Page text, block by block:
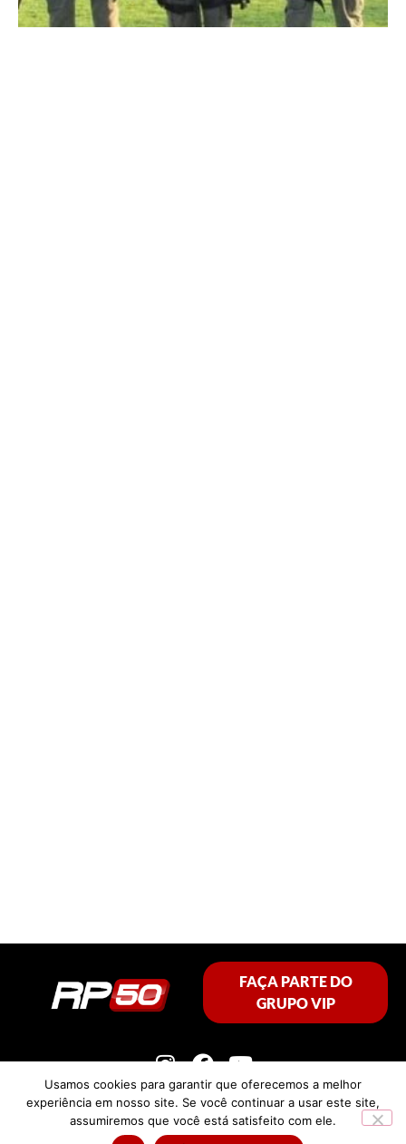
FAÇA PARTE DO
GRUPO VIP
Política de privacidade
Usamos cookies para garantir que oferecemos a melhor
experiência em nosso site. Se você continuar a usar este site,
assumiremos que você está satisfeito com ele.